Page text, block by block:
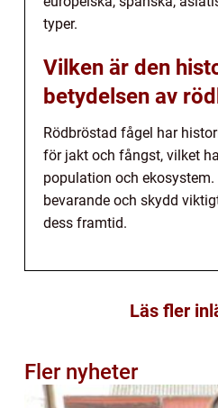
typer.
Vilken är den
betydelsen av
Rödbröstad fågel har
för jakt och fångst, vilket
population och ekosystem.
bevarande och skydd
dess framtid.
Läs fler
Fler nyheter